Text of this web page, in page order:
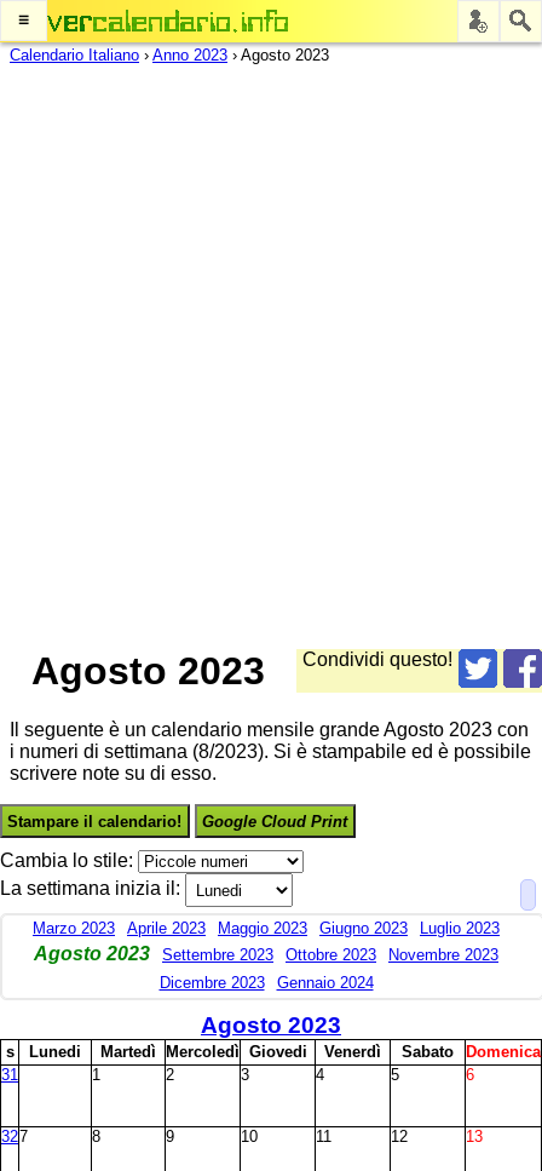
≡
Calendario Italiano › Anno 2023 › Agosto 2023
Condividi questo!
Agosto 2023
Il seguente è un calendario mensile grande Agosto 2023 con
i numeri di settimana (8/2023). Si è stampabile ed è possibile
scrivere note su di esso.
Stampare il calendario! Google Cloud Print
Cambia lo stile:
La settimana inizia il:
Marzo 2023 Aprile 2023 Maggio 2023 Giugno 2023 Luglio 2023
Agosto 2023 Settembre 2023 Ottobre 2023
Novembre 2023
Dicembre 2023
Gennaio 2024
Agosto 2023
s Lunedi Martedì Mercoledì Giovedi Venerdì Sabato Domenica
31
1 2 3 4 5 6
327 8 9 10 11 12 13